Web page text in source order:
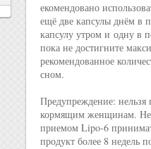
екомендовано
ещё две капсулы днём в
капсулу утром и одну в
пока не достигните
рекомендованное
сном.
Предупреждение:
кормящим женщинам. Не
приемом Lipo-6
продукт более 8 недель